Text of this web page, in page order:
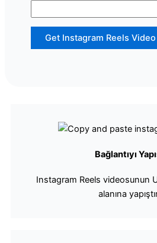
Get Instagram Reels Video
Bağlantıyı
Instagram Reels videosunun
alanına